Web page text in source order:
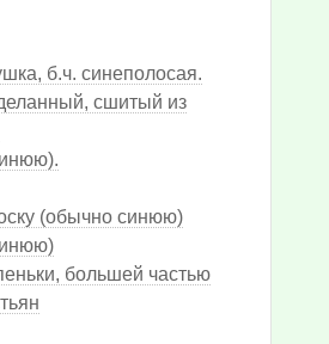
б.ч. синеполосая.
сшитый из
(обычно синюю)
большей частью